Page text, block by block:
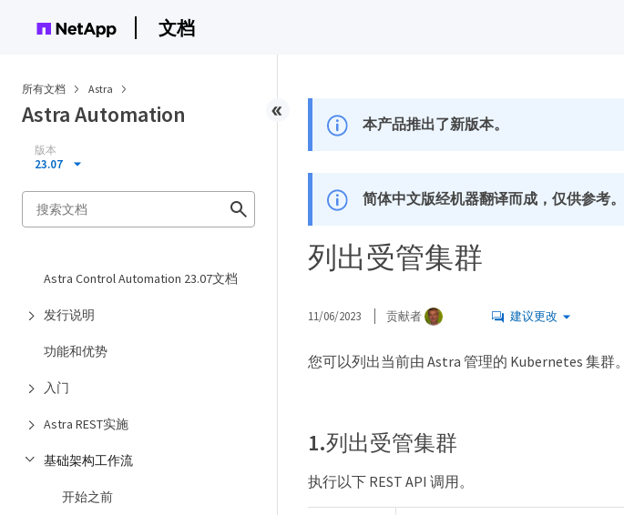
文档
所有文档 Astra
Astra Automation
版本
23.07
Astra Control Automation 23.07文档
发行说明
功能和优势
入门
Astra REST实施
基础架构工作流
开始之前
本产品推出了新版本。
简体中文版经机器翻译而成，仅供参考
列出受管集群
11/06/2023 贡献者 建议更改
您可以列出当前由 Astra 管理的 Kubernetes 集群。
1.列出受管集群
执行以下 REST API 调用。